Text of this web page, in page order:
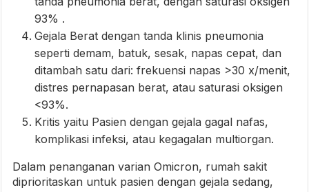
93% .
Gejala Berat dengan tanda klinis pneumonia
seperti demam, batuk, sesak, napas cepat, dan
ditambah satu dari: frekuensi napas >30 x/menit,
distres pernapasan berat, atau saturasi oksigen
<93%.
Kritis yaitu Pasien dengan gejala gagal nafas,
komplikasi infeksi, atau kegagalan multiorgan.
Dalam penanganan varian Omicron, rumah sakit
diprioritaskan untuk pasien dengan gejala sedang,